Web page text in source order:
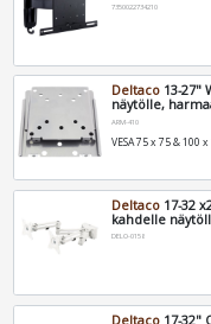
7350022734210
Deltaco 13-27"
näytölle,
ARM-410
VESA 75 x 75 & 100
Deltaco 17-32
kahdelle
DELO-0158
Deltaco 17-32"